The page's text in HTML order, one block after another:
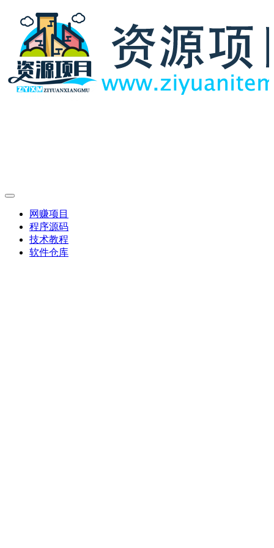
网赚项目
程序源码
技术教程
软件仓库